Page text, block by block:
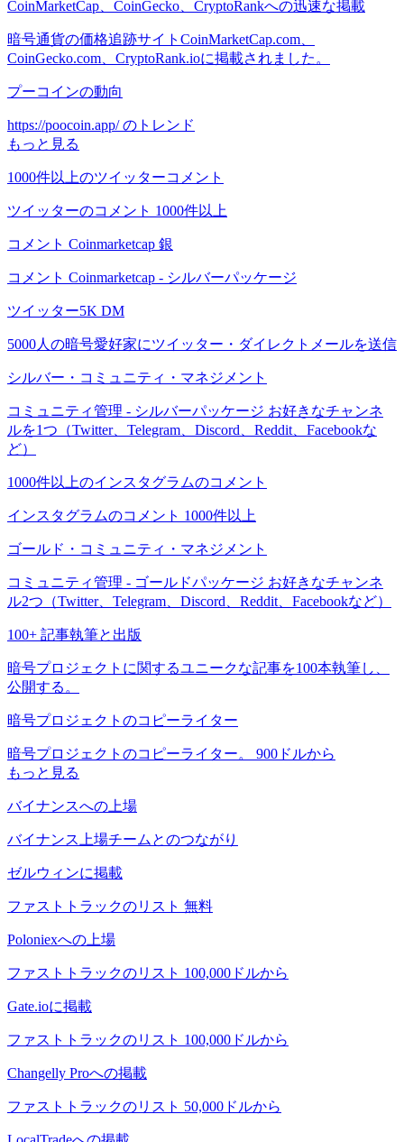
CoinMarketCap、CoinGecko、CryptoRankへの迅速な掲載
暗号通貨の価格追跡サイトCoinMarketCap.com、
CoinGecko.com、CryptoRank.ioに掲載されました。
プーコインの動向
https://poocoin.app/ のトレンド
もっと見る
1000件以上のツイッターコメント
ツイッターのコメント 1000件以上
コメント Coinmarketcap 銀
コメント Coinmarketcap - シルバーパッケージ
ツイッター5K DM
5000人の暗号愛好家にツイッター・ダイレクトメールを送信
シルバー・コミュニティ・マネジメント
コミュニティ管理 - シルバーパッケージ お好きなチャンネ
ルを1つ（Twitter、Telegram、Discord、Reddit、Facebookな
ど）
1000件以上のインスタグラムのコメント
インスタグラムのコメント 1000件以上
ゴールド・コミュニティ・マネジメント
コミュニティ管理 - ゴールドパッケージ お好きなチャンネ
ル2つ（Twitter、Telegram、Discord、Reddit、Facebookなど）
100+ 記事執筆と出版
暗号プロジェクトに関するユニークな記事を100本執筆し、
公開する。
暗号プロジェクトのコピーライター
暗号プロジェクトのコピーライター。 900ドルから
もっと見る
バイナンスへの上場
バイナンス上場チームとのつながり
ゼルウィンに掲載
ファストトラックのリスト 無料
Poloniexへの上場
ファストトラックのリスト 100,000ドルから
Gate.ioに掲載
ファストトラックのリスト 100,000ドルから
Changelly Proへの掲載
ファストトラックのリスト 50,000ドルから